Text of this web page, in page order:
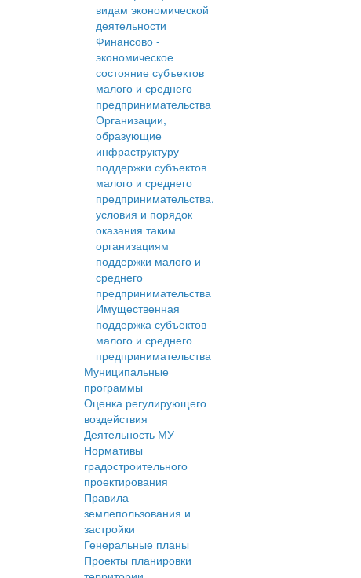
видам экономической
деятельности
Финансово -
экономическое
состояние субъектов
малого и среднего
предпринимательства
Организации,
образующие
инфраструктуру
поддержки субъектов
малого и среднего
предпринимательства,
условия и порядок
оказания таким
организациям
поддержки малого и
среднего
предпринимательства
Имущественная
поддержка субъектов
малого и среднего
предпринимательства
Муниципальные
программы
Оценка регулирующего
воздействия
Деятельность МУ
Нормативы
градостроительного
проектирования
Правила
землепользования и
застройки
Генеральные планы
Проекты планировки